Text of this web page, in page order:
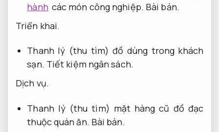
hành các món công nghiệp. Bài bản.
Triển khai.
Thanh lý (thu tìm) đồ dùng trong khách
sạn. Tiết kiệm ngân sách.
Dịch vụ.
Thanh lý (thu tìm) mặt hàng cũ đồ đạc
thuộc quán ăn. Bài bản.